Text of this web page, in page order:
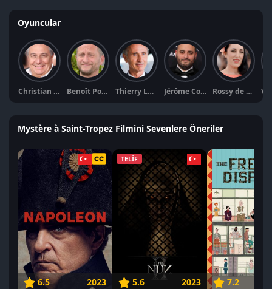
Oyuncular
Christian Clavier Benoît Poelvoorde Thierry Lhermitte Jérôme Commandeur Rossy de Palma
Mystère à Saint-Tropez Filmini Sevenlere Öneriler
6.5 2023
TELİF
5.6 2023 7.2